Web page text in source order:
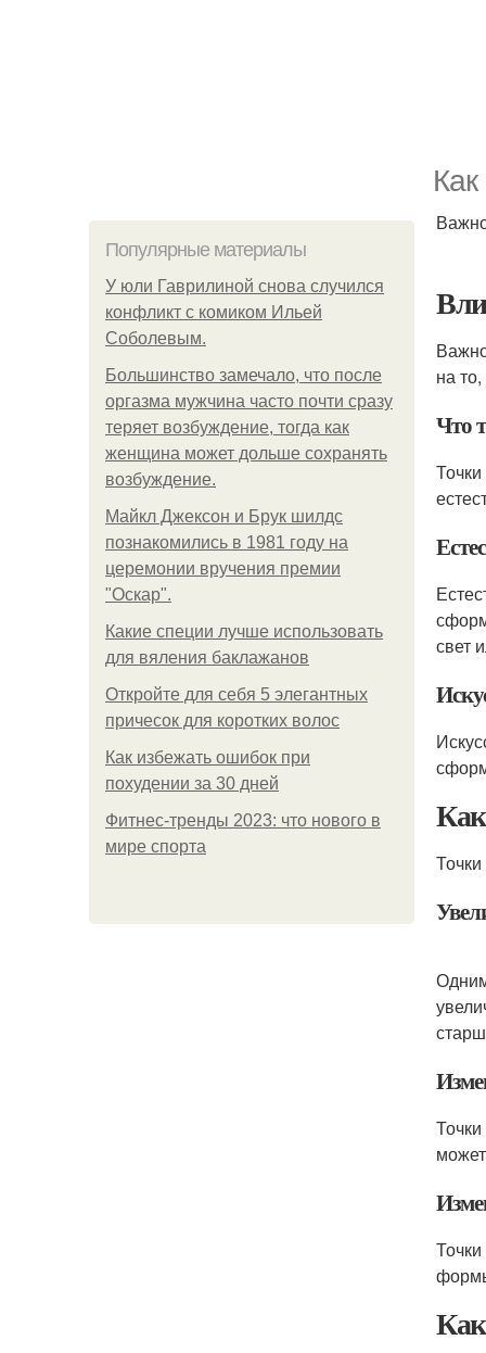
Популярные материалы
У юли Гаврилиной снова случился
конфликт с комиком Ильей
Соболевым.
Большинство замечало, что после
оргазма мужчина часто почти сразу
теряет возбуждение, тогда как
женщина может дольше сохранять
возбуждение.
Майкл Джексон и Брук шилдс
познакомились в 1981 году на
церемонии вручения премии
"Оскар".
Какие специи лучше использовать
для вяления баклажанов
Откройте для себя 5 элегантных
причесок для коротких волос
Как избежать ошибок при
похудении за 30 дней
Фитнес-тренды 2023: что нового в
мире спорта
на
Что
свет